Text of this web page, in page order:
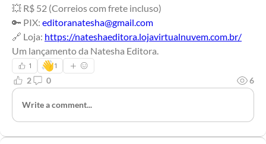
💥 R$ 52 (Correios com frete incluso)
🔑 PIX: editoranatesha@gmail.com
🔗 Loja: https://nateshaeditora.lojavirtualnuvem.com.br/
Um lançamento da Natesha Editora.
1 👋1
2 0 6
Write a comment...